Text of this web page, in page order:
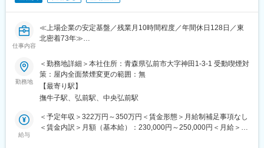
仕事内容
≪上場企業の安定基盤／残業月10時間程度／年間休日128日／東
北密着73年≫
業務全般をお任せします。
具体的には以下の業務を担当していただきます。
■この求人のオススメポイント：
・月残業15時間程度と休日128日で無理なく長期的に働ける環境
・上場企業ならではの安定性と将来性の中で腰を据えてキャリア
形成
勤務地
＜勤務地詳細＞本社住所：青森県弘前市大字神田1-3-1 受動喫煙対
策：屋内全面禁煙変更の範囲：無
【最寄り駅】
撫牛子駅、弘前駅、中央弘前駅
給与
＜予定年収＞322万円～350万円＜賃金形態＞月給制補足事項なし
＜賃金内訳＞月額（基本給）：230,000円～250,000円＜月給＞